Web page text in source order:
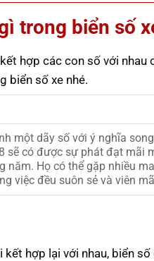
trong biển số
hợp các con số với nhau
biển số xe nhé.
một dãy số với ý nghĩa
sẽ có được sự phát đạt mãi
năm. Họ có thể gặp nhiều
việc đều suôn sẻ và viên
hợp lại với nhau, biển